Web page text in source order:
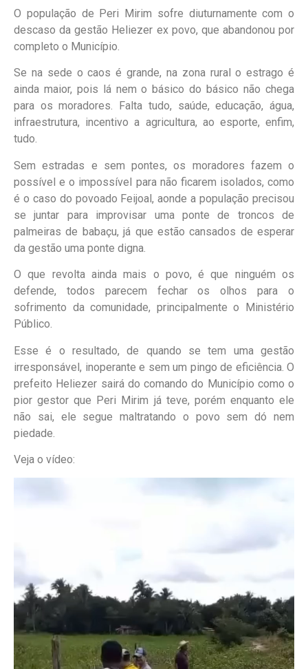
O população de Peri Mirim sofre diuturnamente com o
descaso da gestão Heliezer ex povo, que abandonou por
completo o Município.
Se na sede o caos é grande, na zona rural o estrago é
ainda maior, pois lá nem o básico do básico não chega
para os moradores. Falta tudo, saúde, educação, água,
infraestrutura, incentivo a agricultura, ao esporte, enfim,
tudo.
Sem estradas e sem pontes, os moradores fazem o
possível e o impossível para não ficarem isolados, como
é o caso do povoado Feijoal, aonde a população precisou
se juntar para improvisar uma ponte de troncos de
palmeiras de babaçu, já que estão cansados de esperar
da gestão uma ponte digna.
O que revolta ainda mais o povo, é que ninguém os
defende, todos parecem fechar os olhos para o
sofrimento da comunidade, principalmente o Ministério
Público.
Esse é o resultado, de quando se tem uma gestão
irresponsável, inoperante e sem um pingo de eficiência. O
prefeito Heliezer sairá do comando do Município como o
pior gestor que Peri Mirim já teve, porém enquanto ele
não sai, ele segue maltratando o povo sem dó nem
piedade.
Veja o vídeo: